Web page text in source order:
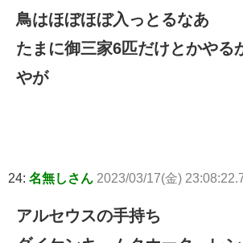
鳥はほぼほぼ入っとるなあ
たまに御三家6匹だけとかやる
やが
24: 名無しさん 2023/03/17(金)
アルセウスの手持ち